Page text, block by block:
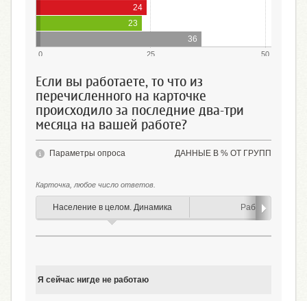
24
23
36
0 25 50
Если вы работаете, то что из
перечисленного на карточке
происходило за последние два-три
месяца на вашей работе?
ДАННЫЕ В % ОТ ГРУПП
Параметры опроса
Карточка, любое число ответов.
Население в целом. Динамика Работающие
Я сейчас нигде не работаю